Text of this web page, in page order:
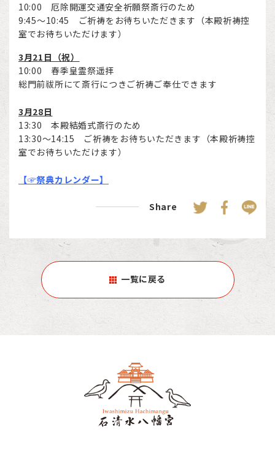
10:00 厄除開運交通安全祈願祭斎行のため
9:45～10:45
ご祈祷をお待ちいただきます （本殿祈祷控
室でお待ち いただけます）
3月21日（祝）
10:00 春季皇霊祭遥拝
総門前祓所にて斎行につきご祈祷ご奉仕できます
3月28日
13:30 本殿結婚式斎行のため
13:30～14:15 ご祈祷をお待ちいただきます（本殿祈祷控
室でお待ちいただけます）
【☞祭典カレンダー】
Share
一覧に戻る